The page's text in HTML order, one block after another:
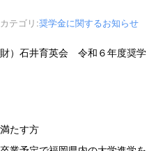
カテゴリ:奨学金に関するお知らせ
）石井育英会 令和６年度奨学
たす方